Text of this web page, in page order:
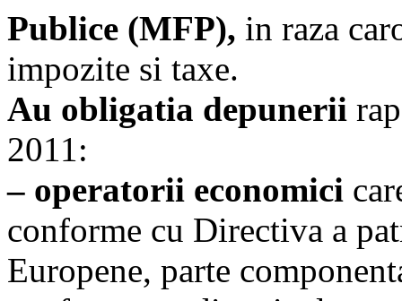
Publice (MFP), in raza
impozite si taxe.
Au obligatia depunerii
2011:
– operatorii economici
conforme cu Directiva a
Europene, parte